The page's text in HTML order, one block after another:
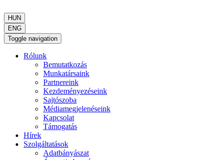
HUN
ENG
Toggle navigation
Rólunk
Bemutatkozás
Munkatársaink
Partnereink
Kezdeményezéseink
Sajtószoba
Médiamegjelenéseink
Kapcsolat
Támogatás
Hírek
Szolgáltatások
Adatbányászat